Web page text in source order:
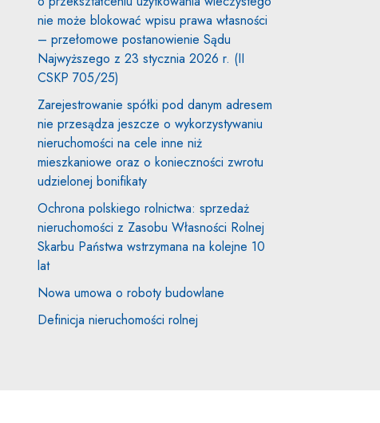
nie może blokować wpisu prawa własności
– przełomowe postanowienie Sądu
Najwyższego z 23 stycznia 2026 r. (II
CSKP 705/25)
Zarejestrowanie spółki pod danym adresem
nie przesądza jeszcze o wykorzystywaniu
nieruchomości na cele inne niż
mieszkaniowe oraz o konieczności zwrotu
udzielonej bonifikaty
Ochrona polskiego rolnictwa: sprzedaż
nieruchomości z Zasobu Własności Rolnej
Skarbu Państwa wstrzymana na kolejne 10
lat
Nowa umowa o roboty budowlane
Definicja nieruchomości rolnej